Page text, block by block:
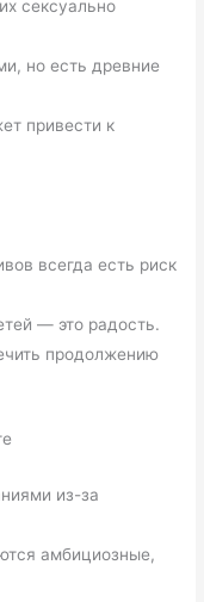
сексуально
но есть древние
привести к
всегда есть риск
— это радость.
продолжению
из-за
амбициозные,